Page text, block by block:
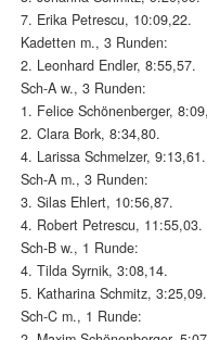
7. Erika Petrescu, 10:09,22.
Kadetten m., 3 Runden:
2. Leonhard Endler, 8:55,57.
Sch-A w., 3 Runden:
1. Felice Schönenberger,
2. Clara Bork, 8:34,80.
4. Larissa Schmelzer, 9:13,61.
Sch-A m., 3 Runden:
3. Silas Ehlert, 10:56,87.
4. Robert Petrescu, 11:55,03.
Sch-B w., 1 Runde:
4. Tilda Syrnik, 3:08,14.
5. Katharina Schmitz, 3:25,09.
Sch-C m., 1 Runde: